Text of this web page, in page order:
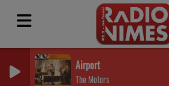
Airport
The Motors